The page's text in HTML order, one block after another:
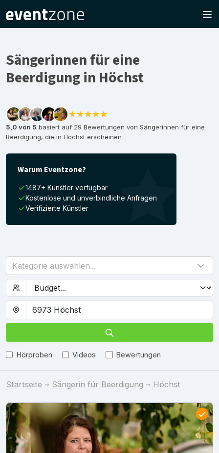
Sängerinnen für eine
Beerdigung in Höchst
★★★★★
5,0 von 5 basiert auf 29 Bewertungen von Sängerinnen für eine
Beerdigung, die in Höchst erscheinen
Warum Eventzone?
1487+ Künstler verfügbar
Kostenlose und unverbindliche Anfragen
Verifizierte Künstler
Kategorie auswählen...
Hörproben Videos Bewertungen
Startseite Sängerin für Beerdigung Höchst